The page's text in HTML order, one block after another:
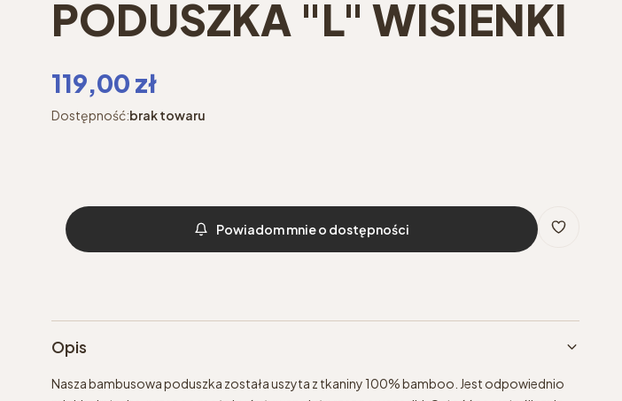
PODUSZKA "L" WISIENKI
Cena
119,00 zł
Dostępność:brak towaru
Powiadom mnie o dostępności
Opis
Nasza bambusowa poduszka została uszyta z tkaniny 100% bamboo. Jest odpowiednio